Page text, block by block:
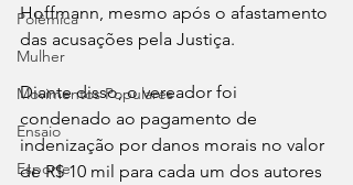
Polêmica
Mulher
Movimentos Populares
Ensaio
Esporte
Hoffmann, mesmo após o afastamento
das acusações pela Justiça.
Diante disso, o vereador foi
condenado ao pagamento de
indenização por danos morais no valor
de R$ 10 mil para cada um dos autores